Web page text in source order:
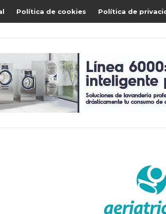
Política de cookies Política de